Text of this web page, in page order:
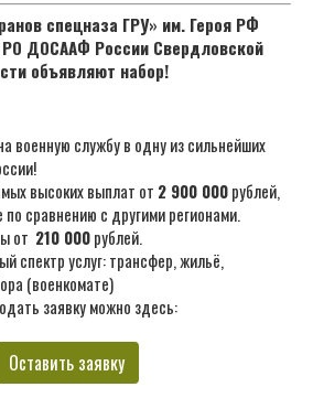
спецназа ГРУ» им. Героя РФ
ДОСААФ России Свердловской
объявляют набор!
военную службу в одну из сильнейших
высоких выплат от 2 900 000рублей,
сравнению с другими регионами.
от 210 000рублей.
спектр услуг: трансфер, жильё,
(военкомате)
заявку можно здесь:
Оставить заявку